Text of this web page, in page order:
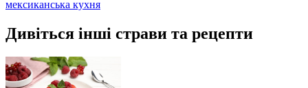
мексиканська кухня
Дивіться інші страви та рецепти